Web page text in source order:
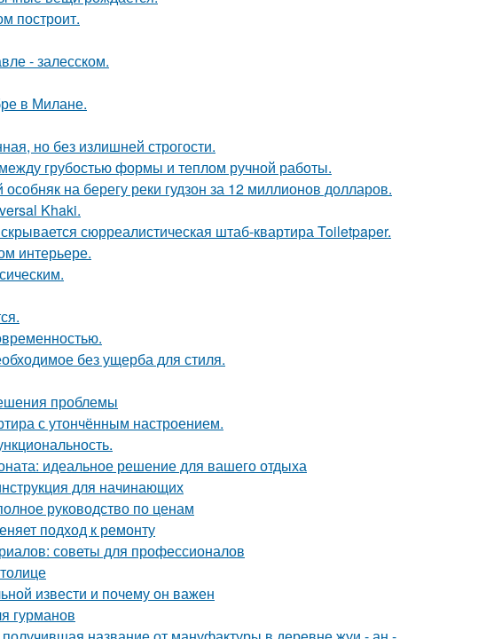
построит.
- залесском.
в Милане.
но без излишней строгости.
грубостью формы и теплом ручной работы.
на берегу реки гудзон за 12 миллионов долларов.
Khaki.
сюрреалистическая штаб-квартира Toiletpaper.
интерьере.
без ущерба для стиля.
проблемы
с утончённым настроением.
идеальное решение для вашего отдыха
для начинающих
руководство по ценам
подход к ремонту
советы для профессионалов
извести и почему он важен
гурманов